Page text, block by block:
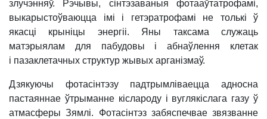
злучэнняў. Рэчывы, сінтэзаваныя фотааўтатрофамі,
выкарыстоўваюцца імі і гетэратрофамі не толькі ў
якасці крыніцы энергіі. Яны таксама служаць
матэрыялам для пабудовы і абнаўлення клетак
і пазаклетачных структур жывых арганізмаў.
Дзякуючы фотасінтэзу падтрымліваецца адносна
пастаяннае ўтрыманне кіслароду і вуглякіслага газу ў
атмасферы Зямлі. Фотасінтэз забяспечвае звязванне